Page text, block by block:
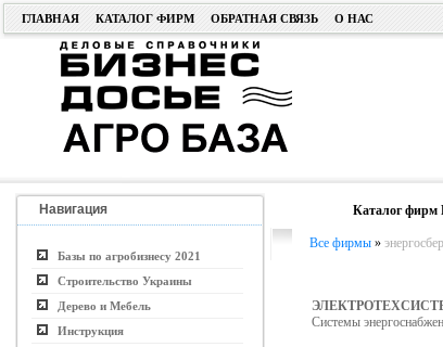
ГЛАВНАЯ КАТАЛОГ ФИРМ ОБРАТНАЯ СВЯЗЬ О НАС
Навигация
Базы по агробизнесу 2021
Строительство Украины
Дерево и Мебель
Инструкция
Каталог фирм
Все фирмы»
Системы